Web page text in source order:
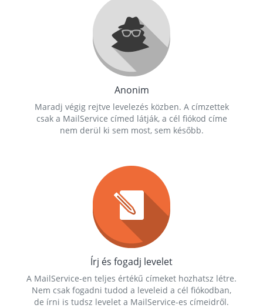
Anonim
Maradj végig rejtve levelezés közben. A címzettek
csak a MailService címed látják, a cél fiókod címe
nem derül ki sem most, sem később.
Írj és fogadj levelet
A MailService-en teljes értékű címeket hozhatsz létre.
Nem csak fogadni tudod a leveleid a cél fiókodban,
de írni is tudsz levelet a MailService-es címeidről.